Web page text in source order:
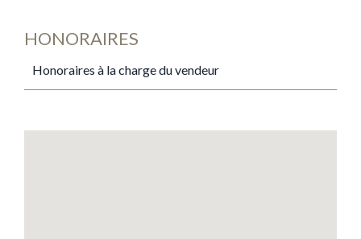
HONORAIRES
Honoraires à la charge du vendeur